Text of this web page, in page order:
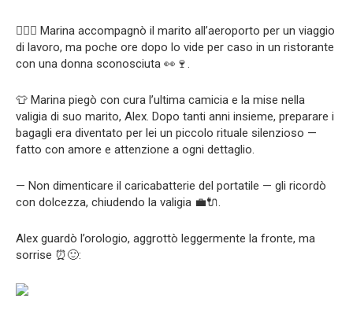
👩‍❤️‍👨 Marina accompagnò il marito all’aeroporto per un viaggio
di lavoro, ma poche ore dopo lo vide per caso in un ristorante
con una donna sconosciuta 👀🍷.
👕 Marina piegò con cura l’ultima camicia e la mise nella
valigia di suo marito, Alex. Dopo tanti anni insieme, preparare i
bagagli era diventato per lei un piccolo rituale silenzioso —
fatto con amore e attenzione a ogni dettaglio.
— Non dimenticare il caricabatterie del portatile — gli ricordò
con dolcezza, chiudendo la valigia 💼🔌.
Alex guardò l’orologio, aggrottò leggermente la fronte, ma
sorrise ⏰🙂: